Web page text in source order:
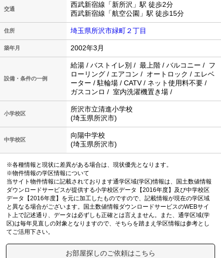
交通
西武新宿線「新所沢」駅 徒歩2分
西武新宿線「航空公園」駅 徒歩15分
住所 埼玉県所沢市緑町２丁目
築年月 2002年3月
設備・条件の一例
給湯 / バストイレ別 / 最上階 / バルコニー / フ
ローリング / エアコン / オートロック / エレベ
ーター / 駐輪場 / CATV / ネット使用料不要 /
ガスコンロ / 室内洗濯機置き場 /
小学校区
所沢市立清進小学校
(埼玉県所沢市)
中学校区
向陽中学校
(埼玉県所沢市)
※各種情報と現状に差異がある場合は、現状優先となります。
※物件情報の学区情報について
当サイト物件情報に記載されております通学区域(学区)情報は、国土数値情報
ダウンロードサービスが提供する小学校区データ【2016年度】及び中学校区
データ【2016年度】を元に加工したものですので、記載情報が現在の学区域
と異なる場合がございます。国土数値情報ダウンロードサービスのWEBサイ
ト上で記述通り、データは必ずしも正確とは言えません。また、通学区域(学
区)は毎年見直しの対象となりますので、そちらを踏まえ学区情報は参考とし
てご活用下さい。
お部屋探しのご依頼はこちら